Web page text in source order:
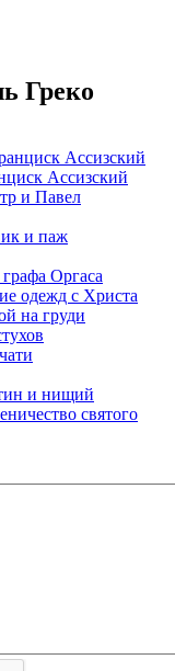
Греко
Ассизский
и Павел
и паж
Оргаса
одежд с Христа
на груди
и нищий
святого